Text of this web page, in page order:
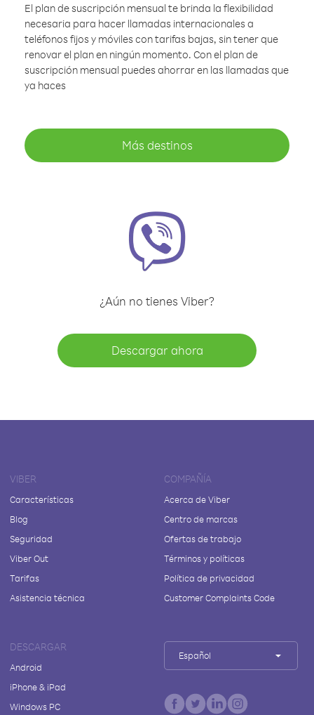
El plan de suscripción mensual te brinda la flexibilidad
necesaria para hacer llamadas internacionales a
teléfonos fijos y móviles con tarifas bajas, sin tener que
renovar el plan en ningún momento. Con el plan de
suscripción mensual puedes ahorrar en las llamadas que
ya haces
Más destinos
¿Aún no tienes Viber?
Descargar ahora
VIBER
Características
Blog
Seguridad
Viber Out
Tarifas
Asistencia técnica
COMPAÑÍA
Acerca de Viber
Centro de marcas
Ofertas de trabajo
Términos y políticas
Política de privacidad
Customer Complaints Code
DESCARGAR
Android
iPhone & iPad
Windows PC
Español